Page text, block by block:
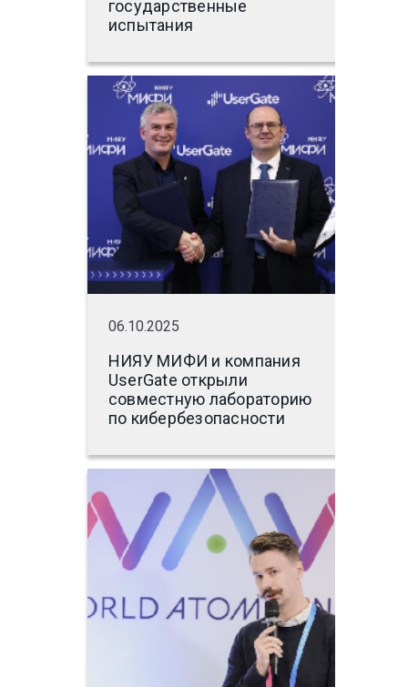
государственные
испытания
06.10.2025
НИЯУ МИФИ и компания
UserGate открыли
совместную лабораторию
по кибербезопасности